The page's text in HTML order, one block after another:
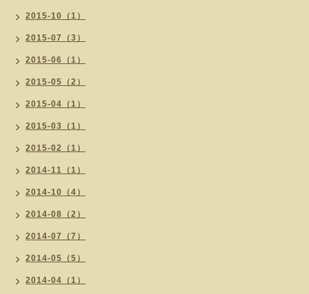
2015-10（1）
2015-07（3）
2015-06（1）
2015-05（2）
2015-04（1）
2015-03（1）
2015-02（1）
2014-11（1）
2014-10（4）
2014-08（2）
2014-07（7）
2014-05（5）
2014-04（1）